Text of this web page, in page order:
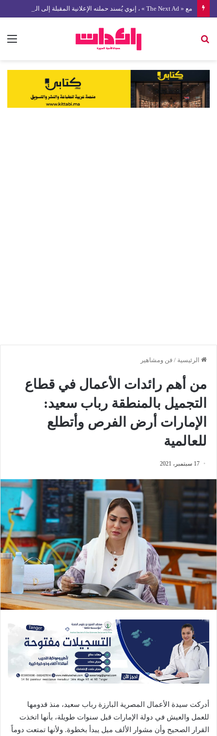
الرئيسية / فن ومشاهير
من أهم رائدات الأعمال في قطاع
التجميل بالمنطقة رباب سعيد:
الإمارات أرض الفرص وأتطلع
للعالمية
17 سبتمبر، 2021
أدركت سيدة الأعمال المصرية البارزة رباب سعيد، منذ قدومها
للعمل والعيش في دولة الإمارات قبل سنوات طويلة، بأنها اتخذت
القرار الصحيح وأن مشوار الألف ميل يبدأ بخطوة. ولأنها تمتعت دوماً